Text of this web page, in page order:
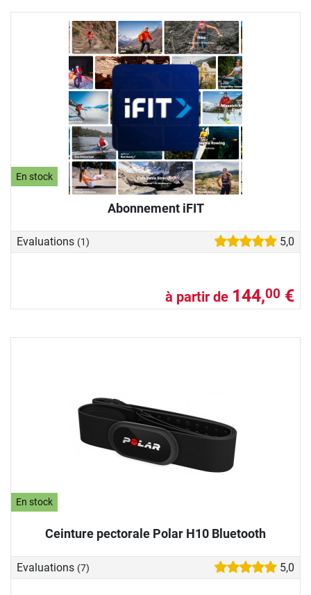
En stock
Abonnement iFIT
Evaluations (1) 5,0
à partir de 144,00 €
En stock
Ceinture pectorale Polar H10 Bluetooth
Evaluations (7) 5,0